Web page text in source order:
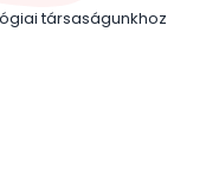
társaságunkhoz